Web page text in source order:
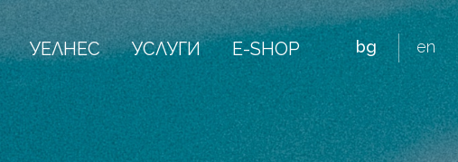
УЕЛНЕС УСЛУГИ E-SHOP bg en